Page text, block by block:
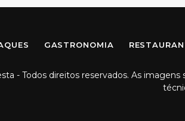
GASTRONOMIA
- Todos direitos reservados. As